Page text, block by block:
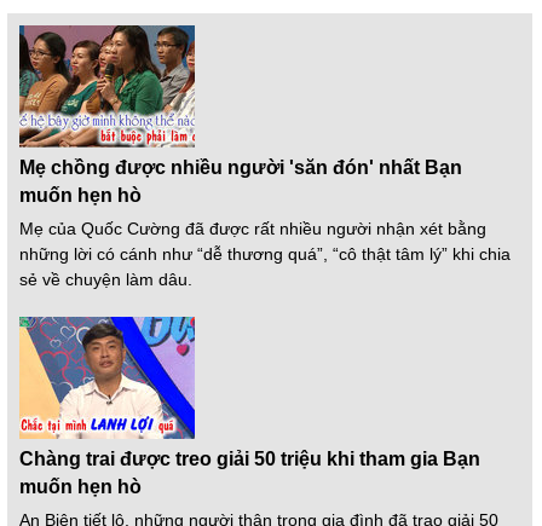
Mẹ chồng được nhiều người 'săn đón' nhất Bạn
muốn hẹn hò
Mẹ của Quốc Cường đã được rất nhiều người nhận xét bằng
những lời có cánh như “dễ thương quá”, “cô thật tâm lý” khi chia
sẻ về chuyện làm dâu.
Chàng trai được treo giải 50 triệu khi tham gia Bạn
muốn hẹn hò
An Biên tiết lộ, những người thân trong gia đình đã trao giải 50